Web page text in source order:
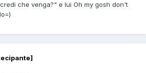
che venga?" e lui Oh my gosh don't